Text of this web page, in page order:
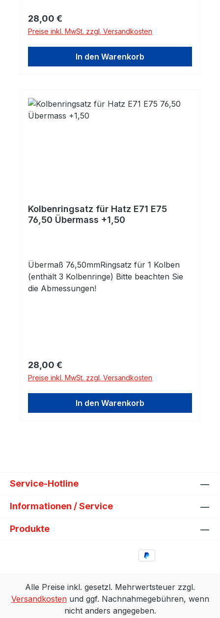
Regulärer Preis:
28,00 €
Preise inkl. MwSt. zzgl. Versandkosten
In den Warenkorb
Kolbenringsatz für Hatz E71 E75
76,50 Übermass +1,50
Übermaß 76,50mmRingsatz für 1 Kolben
(enthält 3 Kolbenringe) Bitte beachten Sie
die Abmessungen!
Regulärer Preis:
28,00 €
Preise inkl. MwSt. zzgl. Versandkosten
In den Warenkorb
Service-Hotline
Informationen / Service
Produkte
Alle Preise inkl. gesetzl. Mehrwertsteuer zzgl.
Versandkostenund ggf. Nachnahmegebühren, wenn
nicht anders angegeben.